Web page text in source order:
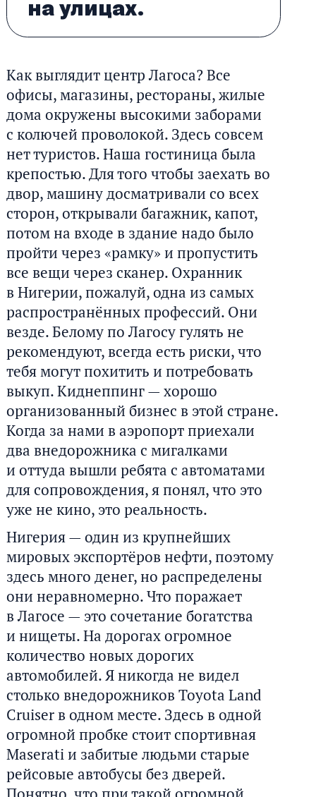
на улицах.
Как выглядит центр Лагоса? Все
офисы, магазины, рестораны, жилые
дома окружены высокими заборами
с колючей проволокой. Здесь совсем
нет туристов. Наша гостиница была
крепостью. Для того чтобы заехать во
двор, машину досматривали со всех
сторон, открывали багажник, капот,
потом на входе в здание надо было
пройти через «рамку» и пропустить
все вещи через сканер. Охранник
в Нигерии, пожалуй, одна из самых
распространённых профессий. Они
везде. Белому по Лагосу гулять не
рекомендуют, всегда есть риски, что
тебя могут похитить и потребовать
выкуп. Киднеппинг — хорошо
организованный бизнес в этой стране.
Когда за нами в аэропорт приехали
два внедорожника с мигалками
и оттуда вышли ребята с автоматами
для сопровождения, я понял, что это
уже не кино, это реальность.
Нигерия — один из крупнейших
мировых экспортёров нефти, поэтому
здесь много денег, но распределены
они неравномерно. Что поражает
в Лагосе — это сочетание богатства
и нищеты. На дорогах огромное
количество новых дорогих
автомобилей. Я никогда не видел
столько внедорожников Toyota Land
Cruiser в одном месте. Здесь в одной
огромной пробке стоит спортивная
Maserati и забитые людьми старые
рейсовые автобусы без дверей.